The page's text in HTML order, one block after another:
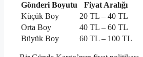
Gönderi Boyutu
Fiyat Aralığı
Küçük Boy
20 TL – 40 TL
Orta Boy
40 TL – 60 TL
Büyük Boy
60 TL – 100 TL